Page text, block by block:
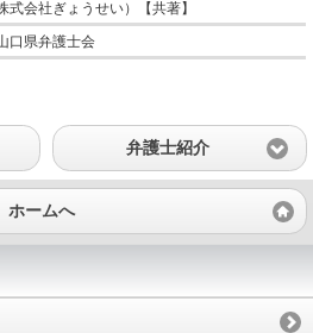
式会社ぎょうせい）【共著】
口県弁護士会
弁護士紹介
ホームへ